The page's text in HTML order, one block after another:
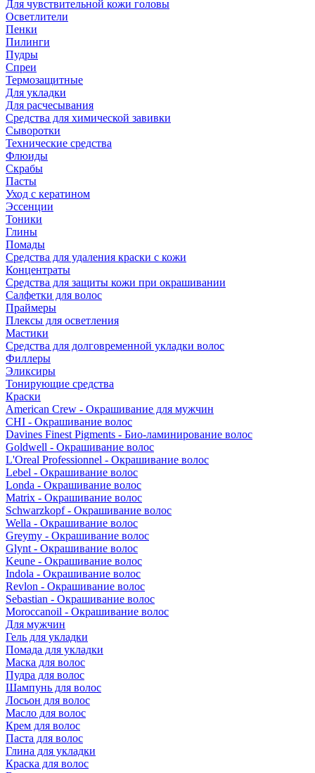
Для чувствительной кожи головы
Осветлители
Пенки
Пилинги
Пудры
Спреи
Термозащитные
Для укладки
Для расчесывания
Средства для химической завивки
Сыворотки
Технические средства
Флюиды
Скрабы
Пасты
Уход с кератином
Эссенции
Тоники
Глины
Помады
Средства для удаления краски с кожи
Концентраты
Средства для защиты кожи при окрашивании
Салфетки для волос
Праймеры
Плексы для осветления
Мастики
Средства для долговременной укладки волос
Филлеры
Эликсиры
Тонирующие средства
Краски
American Crew - Окрашивание для мужчин
CHI - Окрашивание волос
Davines Finest Pigments - Био-ламинирование волос
Goldwell - Окрашивание волос
L'Oreal Professionnel - Окрашивание волос
Lebel - Окрашивание волос
Londa - Окрашивание волос
Matrix - Окрашивание волос
Schwarzkopf - Окрашивание волос
Wella - Окрашивание волос
Greymy - Окрашивание волос
Glynt - Окрашивание волос
Keune - Окрашивание волос
Indola - Окрашивание волос
Revlon - Окрашивание волос
Sebastian - Окрашивание волос
Moroccanoil - Окрашивание волос
Для мужчин
Гель для укладки
Помада для укладки
Маска для волос
Пудра для волос
Шампунь для волос
Лосьон для волос
Масло для волос
Крем для волос
Паста для волос
Глина для укладки
Краска для волос